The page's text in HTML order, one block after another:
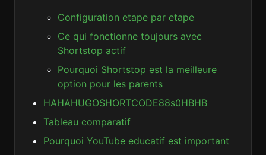
Configuration etape par etape
Ce qui fonctionne toujours avec
Shortstop actif
Pourquoi Shortstop est la meilleure
option pour les parents
HAHAHUGOSHORTCODE88s0HBHB
Tableau comparatif
Pourquoi YouTube educatif est important